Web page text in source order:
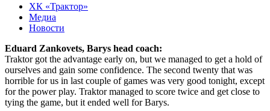
ХК «Трактор»
Медиа
Новости
Eduard Zankovets, Barys head coach:
Traktor got the advantage early on, but we managed to get a hold of
ourselves and gain some confidence. The second twenty that was
horrible for us in last couple of games was very good tonight, except
for the power play. Traktor managed to score twice and get close to
tying the game, but it ended well for Barys.